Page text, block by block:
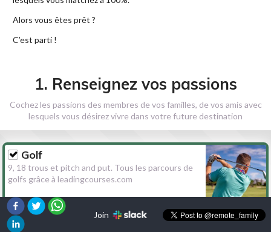
Alors vous êtes prêt ?
C’est parti !
1. Renseignez vos passions
Cochez les passions des membres de vos familles, de vos amis avec
lesquels vous désirez vivre dans votre future destination
Golf
9, 18 trous et pitch and put. Tous les parcours de
golfs grâce à leadingcourses.com
Randonnée
Join